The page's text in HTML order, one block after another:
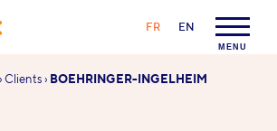
MENU
LANGAGE :
FR EN
›Clients› BOEHRINGER-INGELHEIM